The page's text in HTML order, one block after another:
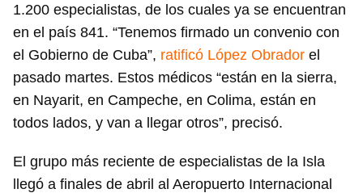
1.200 especialistas, de los cuales ya se encuentran
en el país 841. “Tenemos firmado un convenio con
el Gobierno de Cuba”, ratificó López Obrador el
pasado martes. Estos médicos “están en la sierra,
en Nayarit, en Campeche, en Colima, están en
todos lados, y van a llegar otros”, precisó.
El grupo más reciente de especialistas de la Isla
llegó a finales de abril al Aeropuerto Internacional